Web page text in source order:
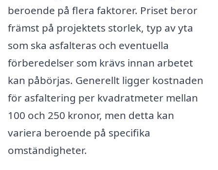
beroende på flera faktorer. Priset beror
främst på projektets storlek, typ av yta
som ska asfalteras och eventuella
förberedelser som krävs innan arbetet
kan påbörjas. Generellt ligger kostnaden
för asfaltering per kvadratmeter mellan
100 och 250 kronor, men detta kan
variera beroende på specifika
omständigheter.